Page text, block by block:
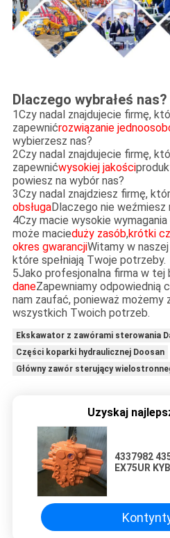
Dlaczego wybrałeś nas?
1Czy nadal znajdujecie firmę,
zapewnićrozwiązanie
wybierzesz nas?
2Czy nadal znajdujecie firmę,
zapewnićwysokiej jakości
powiesz na wybór nas?
3Czy nadal znajdziesz firmę,
obsługaDlaczego nie weźmiesz
4Czy macie wysokie
może macieduży zasób,krótki
okres gwarancjiWitamy w
które spełniają Twoje potrzeby.
5Jako profesjonalna firma w tej
daneZapewniamy odpowiednią
nam zaufać, ponieważ możemy
wszystkich Twoich potrzeb.
Ekskawator z zawórami sterowania
Części koparki hydraulicznej Doosan
Główny zawór sterujący
Uzyskaj
4337982
EX75UR